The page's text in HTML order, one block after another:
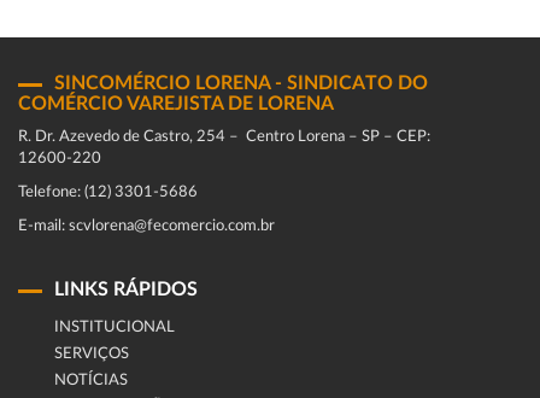
SINCOMÉRCIO LORENA - SINDICATO DO
COMÉRCIO VAREJISTA DE LORENA
R. Dr. Azevedo de Castro, 254 – Centro Lorena – SP – CEP:
12600-220
Telefone: (12) 3301-5686
E-mail: scvlorena@fecomercio.com.br
LINKS RÁPIDOS
INSTITUCIONAL
SERVIÇOS
NOTÍCIAS